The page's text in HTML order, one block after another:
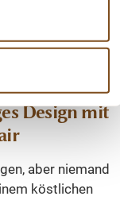
Design mit
aber niemand
köstlichen